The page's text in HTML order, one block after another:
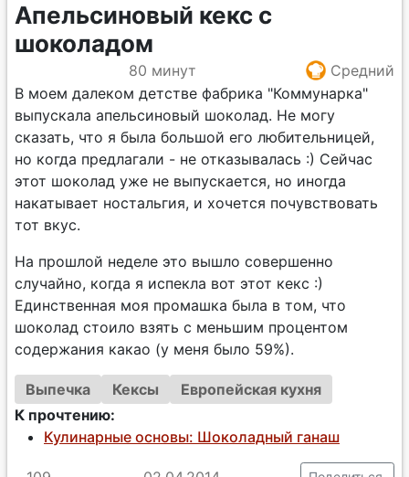
Апельсиновый кекс с
шоколадом
80 минут
Средний
В моем далеком детстве фабрика "Коммунарка"
выпускала апельсиновый шоколад. Не могу
сказать, что я была большой его любительницей,
но когда предлагали - не отказывалась :) Сейчас
этот шоколад уже не выпускается, но иногда
накатывает ностальгия, и хочется почувствовать
тот вкус.
На прошлой неделе это вышло совершенно
случайно, когда я испекла вот этот кекс :)
Единственная моя промашка была в том, что
шоколад стоило взять с меньшим процентом
содержания какао (у меня было 59%).
Выпечка Кексы
Европейская кухня
К прочтению:
Кулинарные основы: Шоколадный ганаш